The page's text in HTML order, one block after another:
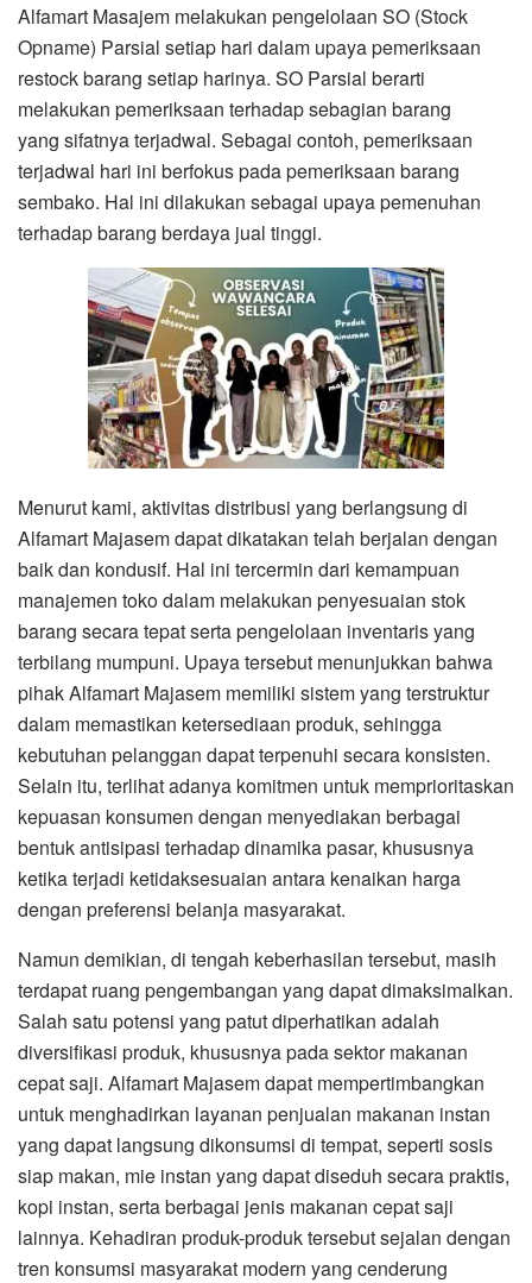
Alfamart Masajem melakukan pengelolaan SO (Stock
Opname) Parsial setiap hari dalam upaya pemeriksaan
restock barang setiap harinya. SO Parsial berarti
melakukan pemeriksaan terhadap sebagian barang
yang sifatnya terjadwal. Sebagai contoh, pemeriksaan
terjadwal hari ini berfokus pada pemeriksaan barang
sembako. Hal ini dilakukan sebagai upaya pemenuhan
terhadap barang berdaya jual tinggi.
Menurut kami, aktivitas distribusi yang berlangsung di
Alfamart Majasem dapat dikatakan telah berjalan dengan
baik dan kondusif. Hal ini tercermin dari kemampuan
manajemen toko dalam melakukan penyesuaian stok
barang secara tepat serta pengelolaan inventaris yang
terbilang mumpuni. Upaya tersebut menunjukkan bahwa
pihak Alfamart Majasem memiliki sistem yang terstruktur
dalam memastikan ketersediaan produk, sehingga
kebutuhan pelanggan dapat terpenuhi secara konsisten.
Selain itu, terlihat adanya komitmen untuk memprioritaskan
kepuasan konsumen dengan menyediakan berbagai
bentuk antisipasi terhadap dinamika pasar, khususnya
ketika terjadi ketidaksesuaian antara kenaikan harga
dengan preferensi belanja masyarakat.
Namun demikian, di tengah keberhasilan tersebut, masih
terdapat ruang pengembangan yang dapat dimaksimalkan.
Salah satu potensi yang patut diperhatikan adalah
diversifikasi produk, khususnya pada sektor makanan
cepat saji. Alfamart Majasem dapat mempertimbangkan
untuk menghadirkan layanan penjualan makanan instan
yang dapat langsung dikonsumsi di tempat, seperti sosis
siap makan, mie instan yang dapat diseduh secara praktis,
kopi instan, serta berbagai jenis makanan cepat saji
lainnya. Kehadiran produk-produk tersebut sejalan dengan
tren konsumsi masyarakat modern yang cenderung